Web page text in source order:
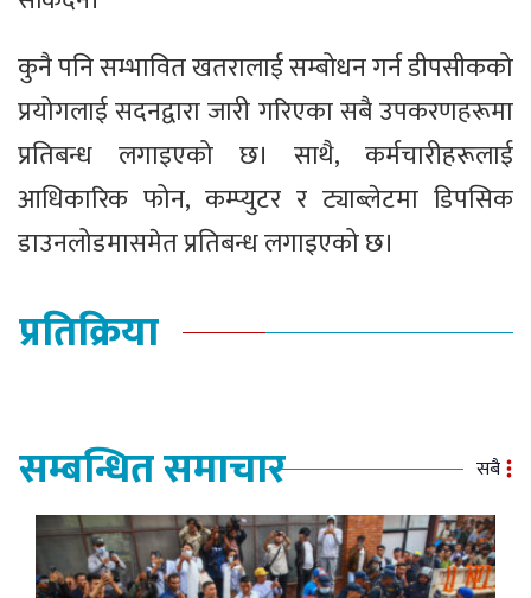
कुनै पनि सम्भावित खतरालाई सम्बोधन गर्न डीपसीकको
प्रयोगलाई सदनद्वारा जारी गरिएका सबै उपकरणहरूमा
प्रतिबन्ध लगाइएको छ। साथै, कर्मचारीहरूलाई
आधिकारिक फोन, कम्प्युटर र ट्याब्लेटमा डिपसिक
डाउनलोडमासमेत प्रतिबन्ध लगाइएको छ।
प्रतिक्रिया
सम्बन्धित समाचार सबै